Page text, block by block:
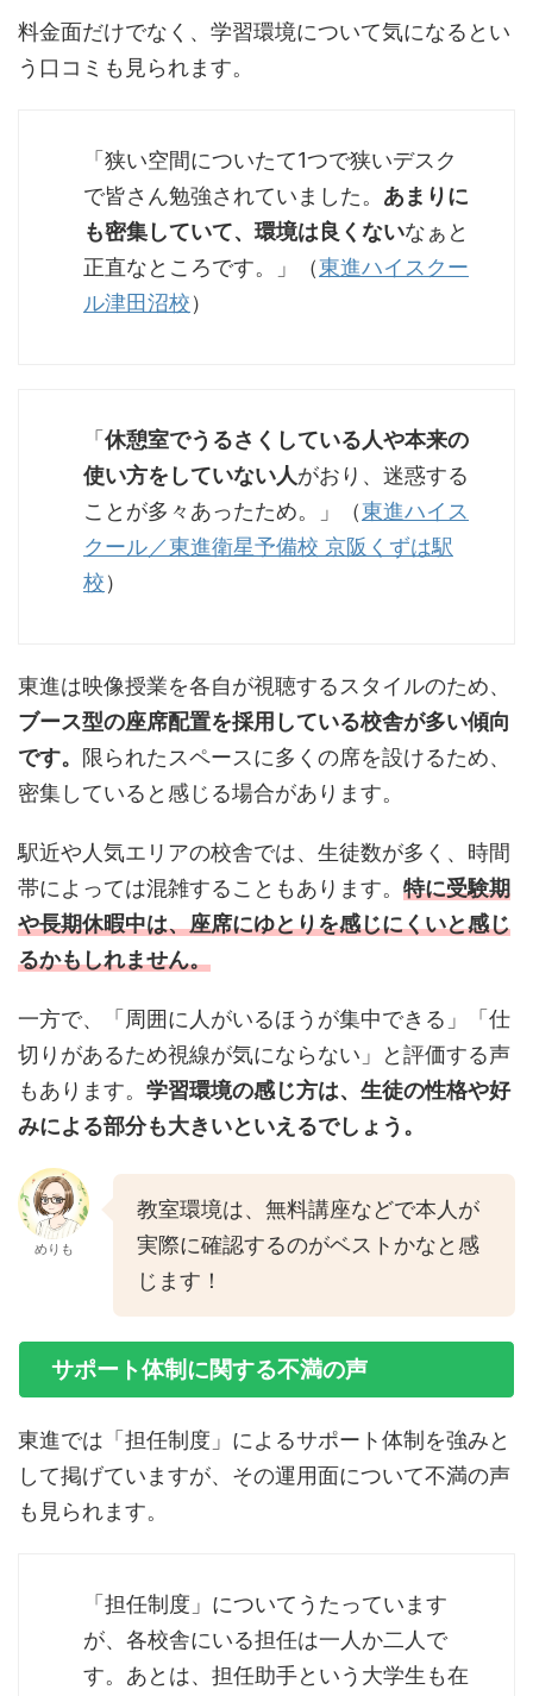
料金面だけでなく、学習環境について気になるとい
う口コミも見られます。
「狭い空間についたて1つで狭いデスク
で皆さん勉強されていました。 あまりに
も密集していて、環境は良くないなぁと
正直なところです。」（東進ハイスクー
ル津田沼校）
「休憩室でうるさくしている人や本来の
使い方をしていない人がおり、迷惑する
ことが多々あったため。」（東進ハイス
クール／東進衛星予備校 京阪くずは駅
校）
東進は映像授業を各自が視聴するスタイルのため、
ブース型の座席配置を採用している校舎が多い傾向
です。 限られたスペースに多くの席を設けるため、
密集していると感じる場合があります。
駅近や人気エリアの校舎では、生徒数が多く、時間
帯によっては混雑することもあります。 特に受験期
や長期休暇中は、座席にゆとりを感じにくいと感じ
るかもしれません。
一方で、「周囲に人がいるほうが集中できる」「仕
切りがあるため視線が気にならない」と評価する声
もあります。 学習環境の感じ方は、生徒の性格や好
みによる部分も大きいといえるでしょう。
めりも
教室環境は、無料講座などで本人が
実際に確認するのがベストかなと感
じます！
サポート体制に関する不満の声
東進では「担任制度」によるサポート体制を強みと
して掲げていますが、その運用面について不満の声
も見られます。
「担任制度」についてうたっています
が、各校舎にいる担任は一人か二人で
す。あとは、担任助手という大学生も在